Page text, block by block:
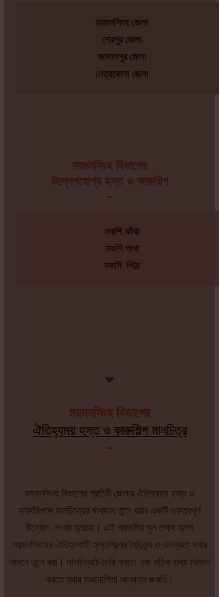
ময়মনসিংহ জেলা
শেরপুর জেলা
জামালপুর জেলা
নেত্রকোনা জেলা
ময়মনসিংহ বিভাগের
উল্লেখযোগ্য হস্ত ও কারুশিল্প
–
নকশি কাঁথা
নকশি পাখা
নকশি পিঠা
ময়মনসিংহ বিভাগের
ঐতিহ্যময় হস্ত ও কারুশিল্প মানচিত্র
–
ময়মনসিংহ বিভাগের প্রতিটি জেলার ঐতিহ্যময় হস্ত ও
কারুশিল্পকে মানচিত্রের মাধ্যমে তুলে ধরার একটি গুরুত্বপূর্ণ
উদ্যোগ নেওয়া হয়েছে। এই প্রচেষ্টার মূল লক্ষ্য হলো
ময়মনসিংহের ঐতিহ্যবাহী হস্তশিল্পের বৈচিত্র্য ও অনন্যতা সবার
সামনে তুলে ধরা। মানচিত্রটি তৈরি করতে এবং সঠিক তথ্য নিশ্চিত
করতে সবার সহযোগিতা অত্যন্ত জরুরি।